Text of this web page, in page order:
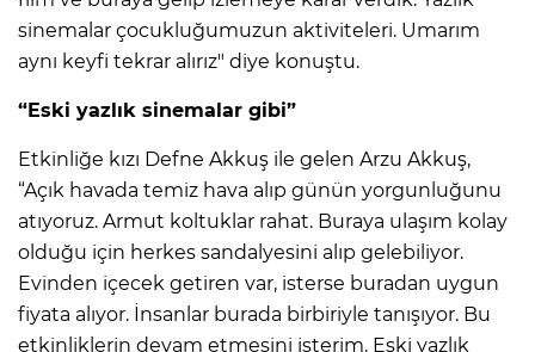
sinemalar çocukluğumuzun aktiviteleri. Umarım
aynı keyfi tekrar alırız" diye konuştu.
“Eski yazlık sinemalar gibi”
Etkinliğe kızı Defne Akkuş ile gelen Arzu Akkuş,
“Açık havada temiz hava alıp günün yorgunluğunu
atıyoruz. Armut koltuklar rahat. Buraya ulaşım kolay
olduğu için herkes sandalyesini alıp gelebiliyor.
Evinden içecek getiren var, isterse buradan uygun
fiyata alıyor. İnsanlar burada birbiriyle tanışıyor. Bu
etkinliklerin devam etmesini isterim. Eski yazlık